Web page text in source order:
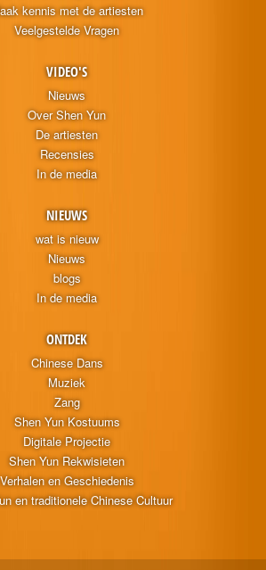
kennis met de artiesten
Veelgestelde Vragen
VIDEO'S
Nieuws
Over Shen Yun
De artiesten
Recensies
In de media
NIEUWS
wat is nieuw
Nieuws
blogs
In de media
ONTDEK
Chinese Dans
Muziek
Zang
Shen Yun Kostuums
Digitale Projectie
Shen Yun Rekwisieten
Verhalen en Geschiedenis
en traditionele Chinese Cultuur